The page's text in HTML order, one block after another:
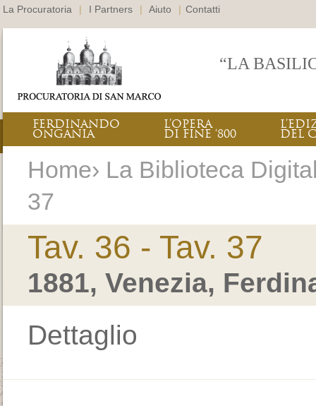
La Procuratoria | I Partners | Aiuto | Contatti
“LA
FERDINANDO
ONGANIA
L’OPERA
DI FINE ‘800 DEL
Home› La Biblioteca
37
Tav. 36 - Tav. 37
1881, Venezia,
Dettaglio